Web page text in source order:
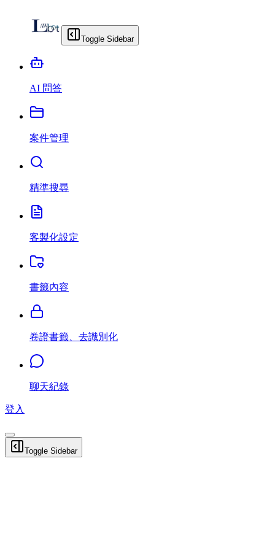
Toggle Sidebar
AI 問答
案件管理
精準搜尋
客製化設定
書籤內容
卷證書籤、去識別化
聊天紀錄
登入
Toggle Sidebar